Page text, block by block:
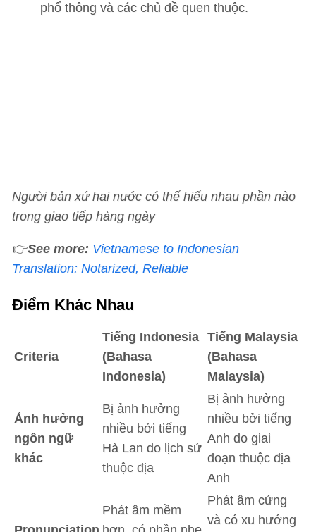
phổ thông và các chủ đề quen thuộc.
Người bản xứ hai nước có thể hiểu nhau phần nào
trong giao tiếp hàng ngày
👉See more: Vietnamese to Indonesian
Translation: Notarized, Reliable
Điểm Khác Nhau
Criteria
Tiếng Indonesia
(Bahasa
Indonesia)
Tiếng Malaysia
(Bahasa
Malaysia)
Ảnh hưởng
ngôn ngữ
khác
Bị ảnh hưởng
nhiều bởi tiếng
Hà Lan do lịch sử
thuộc địa
Bị ảnh hưởng
nhiều bởi tiếng
Anh do giai
đoạn thuộc địa
Anh
Phát âm mềm
Phát âm cứng
và có xu hướng